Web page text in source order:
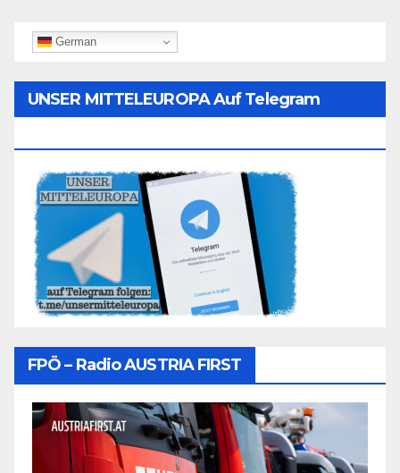
German
UNSER MITTELEUROPA Auf Telegram
FPÖ – Radio AUSTRIA FIRST